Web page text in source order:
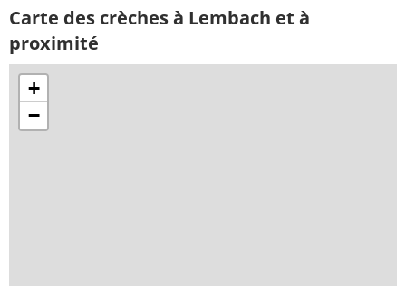
Carte des crèches à Lembach et à
proximité
+
−